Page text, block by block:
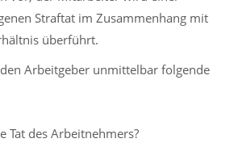
Straftat im Zusammenhang mit
überführt.
Arbeitgeber unmittelbar folgende
Tat des Arbeitnehmers?